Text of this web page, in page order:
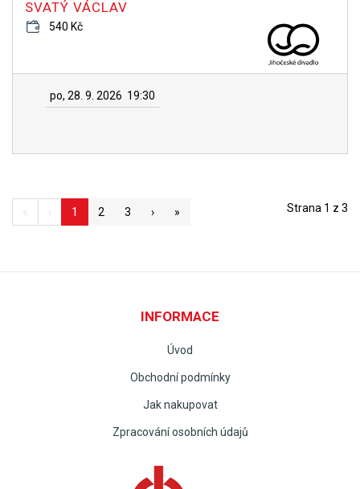
SVATÝ VÁCLAV
540 Kč
po, 28. 9. 2026 19:30
« ‹ 1 2 3 › » Strana 1 z 3
INFORMACE
Úvod
Obchodní podmínky
Jak nakupovat
Zpracování osobních údajů